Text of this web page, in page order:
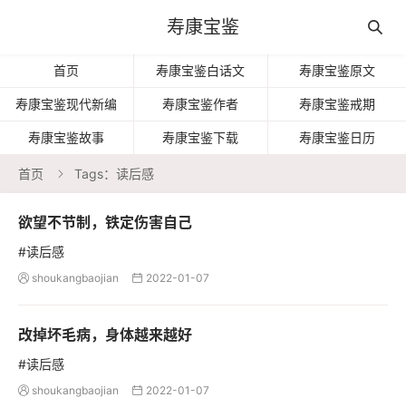
寿康宝鉴 
首页 寿康宝鉴白话文 寿康宝鉴原文
寿康宝鉴现代新编 寿康宝鉴作者 寿康宝鉴戒期
寿康宝鉴故事 寿康宝鉴下载 寿康宝鉴日历
首页  Tags：读后感
欲望不节制，铁定伤害自己
#读后感
 shoukangbaojian  2022-01-07
改掉坏毛病，身体越来越好
#读后感
 shoukangbaojian  2022-01-07